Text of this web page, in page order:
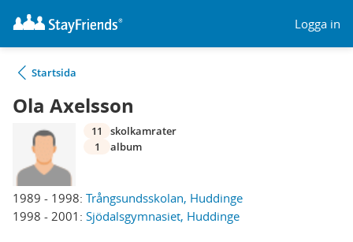
Logga in
Startsida
Ola Axelsson
1989 - 1998: Trångsundsskolan, Huddinge
1998 - 2001: Sjödalsgymnasiet, Huddinge
11
skolkamrater
1
album